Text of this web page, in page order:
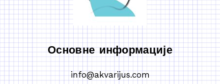
Основне информације
info@akvarijus.com